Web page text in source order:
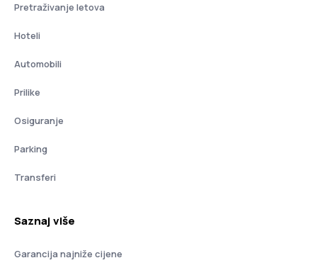
Pretraživanje letova
Hoteli
Automobili
Prilike
Osiguranje
Parking
Transferi
Saznaj više
Garancija najniže cijene